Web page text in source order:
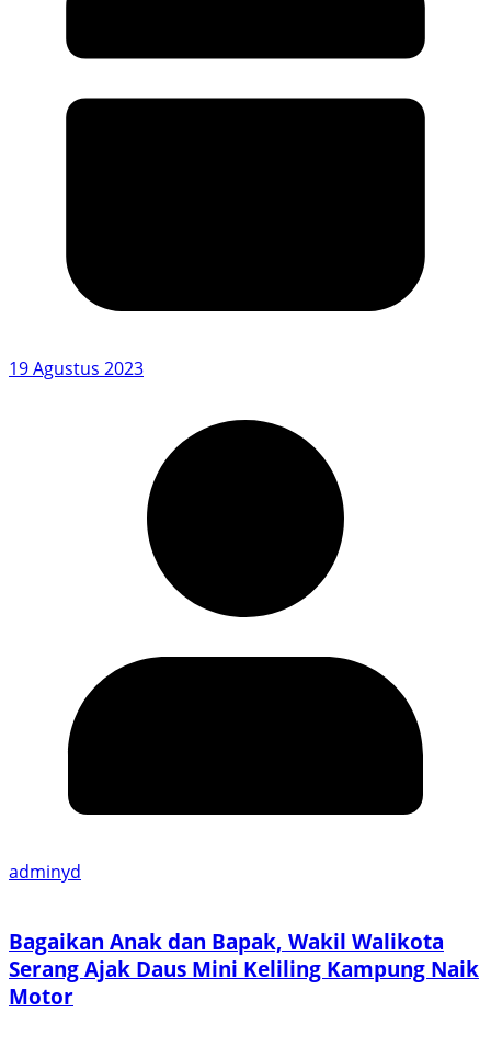
19 Agustus 2023
adminyd
Bagaikan Anak dan Bapak, Wakil Walikota
Serang Ajak Daus Mini Keliling Kampung Naik
Motor